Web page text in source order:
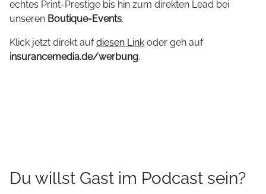
echtes Print-Prestige bis hin zum direkten Lead bei
unseren Boutique-Events.
Klick jetzt direkt aufdiesen Link oder geh auf
insurancemedia.de/werbung.
Du willst Gast im Podcast sein?